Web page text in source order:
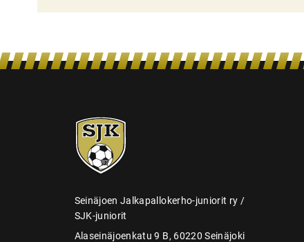
n
SJK-
juniorit
Seinäjoen Jalkapallokerho-juniorit ry /
SJK-juniorit
Alaseinäjoenkatu 9 B, 60220 Seinäjoki